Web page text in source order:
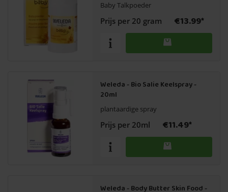
Baby Talkpoeder
Prijs per 20 gram €13.99*
Weleda - Bio Salie Keelspray -
20ml
plantaardige spray
Prijs per 20ml €11.49*
Weleda - Body Butter Skin Food -